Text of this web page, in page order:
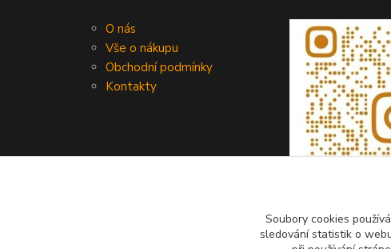
O nás
Vše o nákupu
Obchodní podmínky
Kontakty
Soubory cookies
sledování statistik o